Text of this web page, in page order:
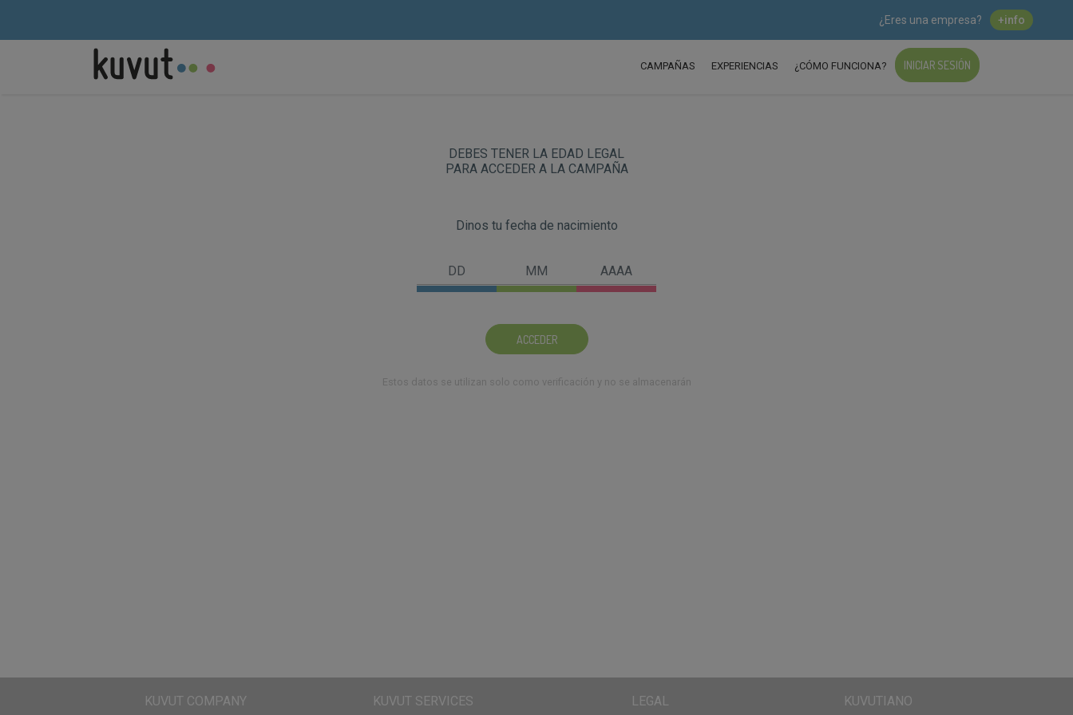
¿Eres una empresa? +info
CAMPAÑAS EXPERIENCIAS ¿CÓMO FUNCIONA? INICIAR SESIÓN
DEBES TENER LA EDAD LEGAL
PARA ACCEDER A LA CAMPAÑA
Dinos tu fecha de nacimiento
ACCEDER
Estos datos se utilizan solo como verificación y no se almacenarán
KUVUT COMPANY KUVUT SERVICES LEGAL KUVUTIANO